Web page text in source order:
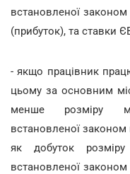
встановленої
(прибуток), та ставки
- якщо працівник
цьому за основним
менше розміру
встановленої законом
як добуток розміру
встановленої